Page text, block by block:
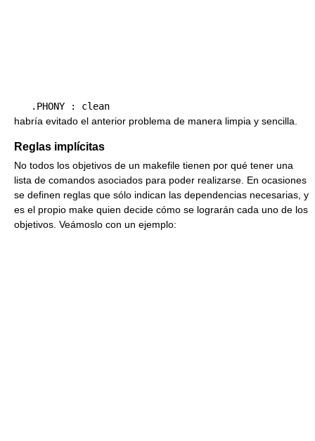
habría evitado el anterior problema de manera limpia y sencilla.
Reglas implícitas
No todos los objetivos de un makefile tienen por qué tener una
lista de comandos asociados para poder realizarse. En ocasiones
se definen reglas que sólo indican las dependencias necesarias, y
es el propio make quien decide cómo se lograrán cada uno de los
objetivos. Veámoslo con un ejemplo: